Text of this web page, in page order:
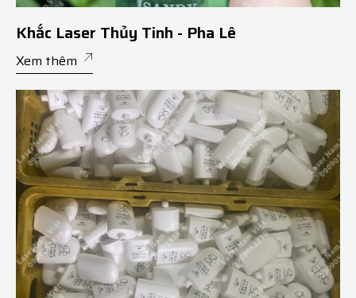
Khắc Laser Thủy Tinh - Pha Lê
Xem thêm